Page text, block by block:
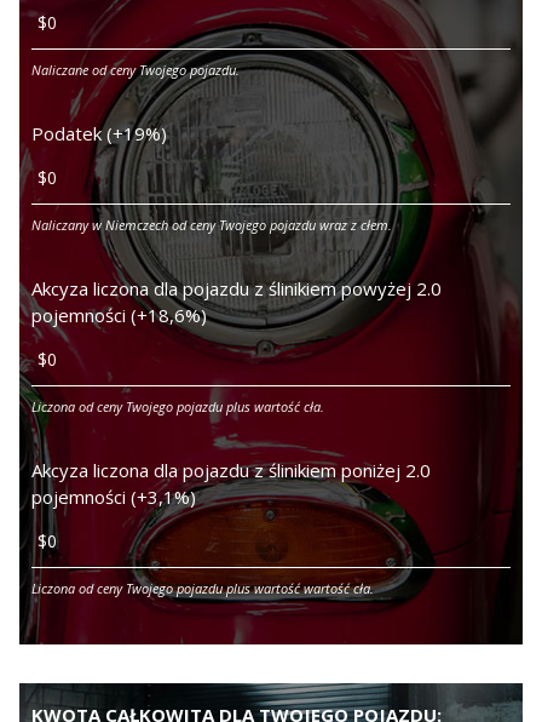
Naliczane od ceny Twojego pojazdu.
Podatek (+19%)
Naliczany w Niemczech od ceny Twojego pojazdu wraz z cłem.
Akcyza liczona dla pojazdu z ślinikiem powyżej 2.0
pojemności (+18,6%)
Liczona od ceny Twojego pojazdu plus wartość cła.
Akcyza liczona dla pojazdu z ślinikiem poniżej 2.0
pojemności (+3,1%)
Liczona od ceny Twojego pojazdu plus wartość wartość cła.
KWOTA CAŁKOWITA DLA TWOJEGO POJAZDU: